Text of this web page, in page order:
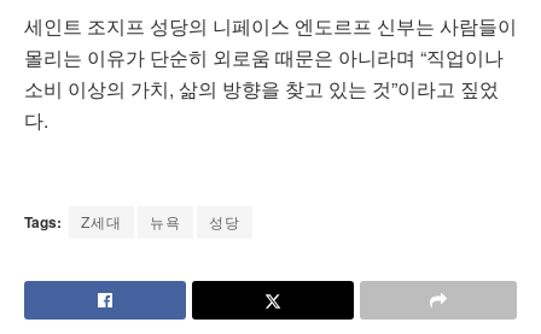
세인트 조지프 성당의 니페이스 엔도르프 신부는 사람들이
몰리는 이유가 단순히 외로움 때문은 아니라며 “직업이나
소비 이상의 가치, 삶의 방향을 찾고 있는 것”이라고 짚었
다.
Tags: Z세대 뉴욕 성당